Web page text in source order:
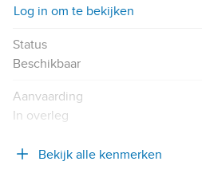
Log in om te bekijken
Status
Beschikbaar
Aanvaarding
In overleg
Bekijk alle kenmerken